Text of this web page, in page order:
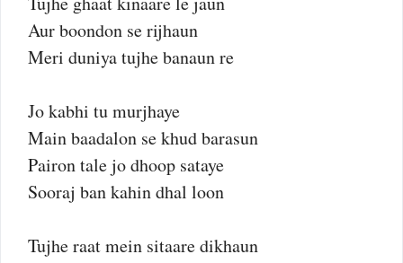
Aur boondon se rijhaun
Meri duniya tujhe banaun re
Jo kabhi tu murjhaye
Main baadalon se khud barasun
Pairon tale jo dhoop sataye
Sooraj ban kahin dhal loon
Tujhe raat mein sitaare dikhaun